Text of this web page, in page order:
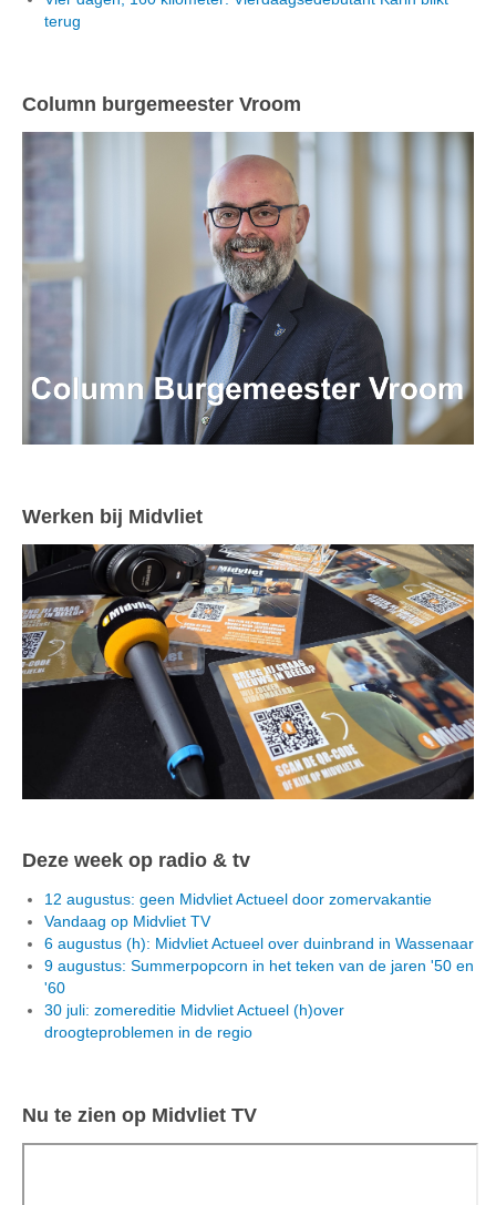
terug
Column burgemeester Vroom
Werken bij Midvliet
Deze week op radio & tv
12 augustus: geen Midvliet Actueel door zomervakantie
Vandaag op Midvliet TV
6 augustus (h): Midvliet Actueel over duinbrand in Wassenaar
9 augustus: Summerpopcorn in het teken van de jaren '50 en
'60
30 juli: zomereditie Midvliet Actueel (h)over
droogteproblemen in de regio
Nu te zien op Midvliet TV